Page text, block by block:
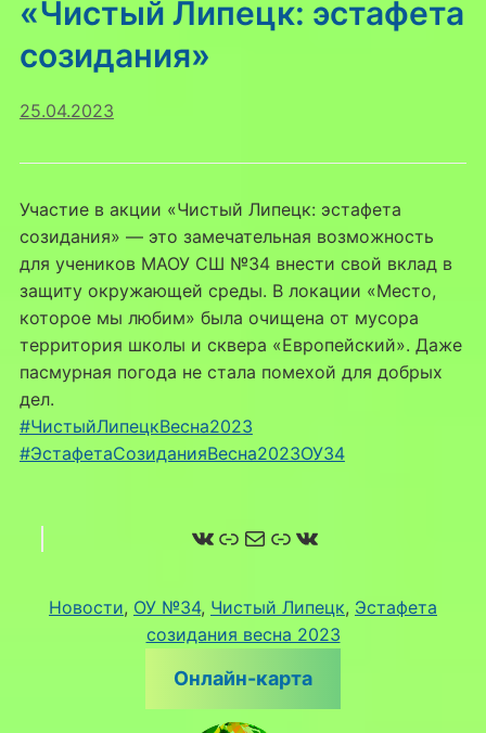
«Чистый Липецк: эстафета
созидания»
25.04.2023
Участие в акции «Чистый Липецк: эстафета
созидания» — это замечательная возможность
для учеников МАОУ СШ №34 внести свой вклад в
защиту окружающей среды. В локации «Место,
которое мы любим» была очищена от мусора
территория школы и сквера «Европейский». Даже
пасмурная погода не стала помехой для добрых
дел.
#ЧистыйЛипецкВесна2023
#ЭстафетаСозиданияВесна2023ОУ34
ВКонтакте
Ссылка
Почта
Ссылка
ВКонтакте
Новости, ОУ №34, Чистый Липецк, Эстафета
созидания весна 2023
Онлайн-карта